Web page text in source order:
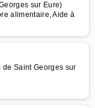
sur Eure)
alimentaire, Aide à
de Saint Georges sur